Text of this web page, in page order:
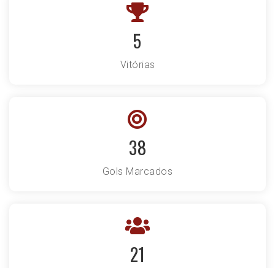
5
Vitórias
38
Gols Marcados
21